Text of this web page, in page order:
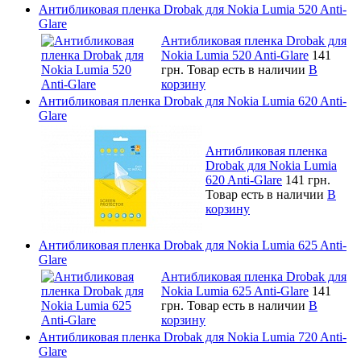
Антибликовая пленка Drobak для Nokia Lumia 520 Anti-
Glare
Антибликовая пленка Drobak для
Nokia Lumia 520 Anti-Glare 141
грн. Товар есть в наличии В
корзину
Антибликовая пленка Drobak для Nokia Lumia 620 Anti-
Glare
Антибликовая пленка
Drobak для Nokia Lumia
620 Anti-Glare 141 грн.
Товар есть в наличии В
корзину
Антибликовая пленка Drobak для Nokia Lumia 625 Anti-
Glare
Антибликовая пленка Drobak для
Nokia Lumia 625 Anti-Glare 141
грн. Товар есть в наличии В
корзину
Антибликовая пленка Drobak для Nokia Lumia 720 Anti-
Glare